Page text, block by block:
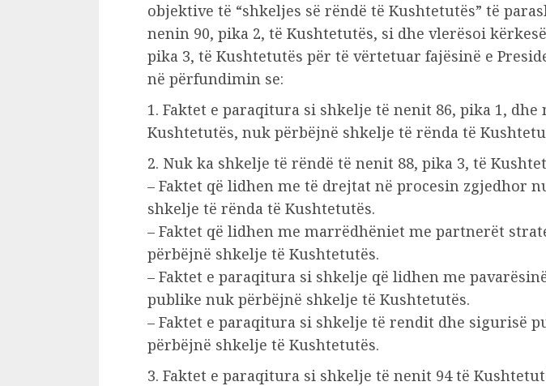
objektive të “shkeljes së rëndë të Kushtetutës” të
nenin 90, pika 2, të Kushtetutës, si dhe vlerësoi
pika 3, të Kushtetutës për të vërtetuar fajësinë e
në përfundimin se:
1. Faktet e paraqitura si shkelje të nenit 86, pika 1, dhe
Kushtetutës, nuk përbëjnë shkelje të rënda të
2. Nuk ka shkelje të rëndë të nenit 88, pika 3, të
– Faktet që lidhen me të drejtat në procesin zgjedhor
shkelje të rënda të Kushtetutës.
– Faktet që lidhen me marrëdhëniet me partnerët
përbëjnë shkelje të Kushtetutës.
– Faktet e paraqitura si shkelje që lidhen me
publike nuk përbëjnë shkelje të Kushtetutës.
– Faktet e paraqitura si shkelje të rendit dhe sigurisë
përbëjnë shkelje të Kushtetutës.
3. Faktet e paraqitura si shkelje të nenit 94 të